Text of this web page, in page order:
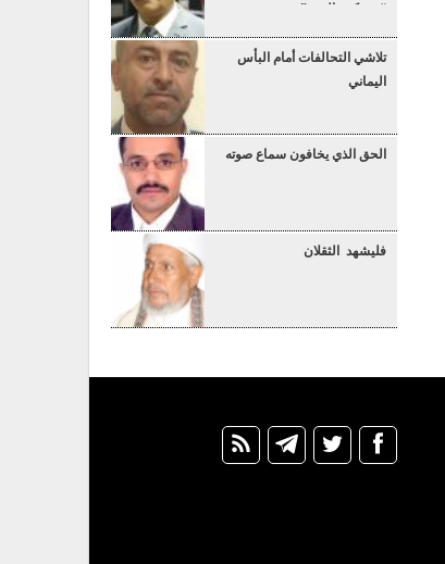
“عسكرة البحر”
تلاشي التحالفات أمام البأس
اليماني
الحق الذي يخافون سماع صوته
فليشهد الثقلان